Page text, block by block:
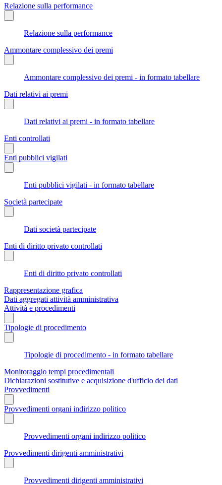
Relazione sulla performance
Relazione sulla performance
Ammontare complessivo dei premi
Ammontare complessivo dei premi - in formato tabellare
Dati relativi ai premi
Dati relativi ai premi - in formato tabellare
Enti controllati
Enti pubblici vigilati
Enti pubblici vigilati - in formato tabellare
Società partecipate
Dati società partecipate
Enti di diritto privato controllati
Enti di diritto privato controllati
Rappresentazione grafica
Dati aggregati attività amministrativa
Attività e procedimenti
Tipologie di procedimento
Tipologie di procedimento - in formato tabellare
Monitoraggio tempi procedimentali
Dichiarazioni sostitutive e acquisizione d'ufficio dei dati
Provvedimenti
Provvedimenti organi indirizzo politico
Provvedimenti organi indirizzo politico
Provvedimenti dirigenti amministrativi
Provvedimenti dirigenti amministrativi